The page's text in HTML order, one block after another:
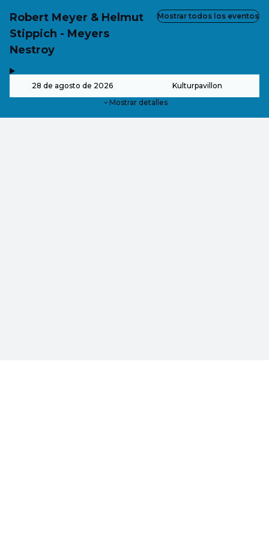
Robert Meyer & Helmut
Stippich - Meyers
Nestroy
28 de agosto de 2026 Kulturpavillon
Mostrar detalles
Mostrar todos los eventos